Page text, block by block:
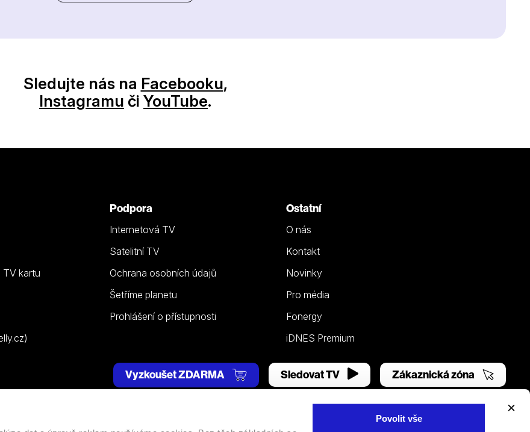
Povolit vše
Sledujte nás na Facebooku,
Instagramu či YouTube.
TV kartu
Podpora
Internetová TV
Satelitní TV
Ochrana osobních údajů
Šetříme planetu
Prohlášení o přístupnosti
Ostatní
O nás
Kontakt
Novinky
Pro média
Fonergy
iDNES Premium
Vyzkoušet ZDARMA Sledovat TV Zákaznická zóna